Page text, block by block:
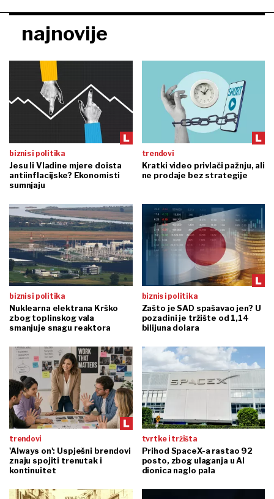
najnovije
biznis i politika
Jesu li Vladine mjere doista
antiinflacijske? Ekonomisti
sumnjaju
trendovi
Kratki video privlači pažnju, ali
ne prodaje bez strategije
biznis i politika
Nuklearna elektrana Krško
zbog toplinskog vala
smanjuje snagu reaktora
biznis i politika
Zašto je SAD spašavao jen? U
pozadini je tržište od 1,14
bilijuna dolara
trendovi
'Always on': Uspješni brendovi
znaju spojiti trenutak i
kontinuitet
tvrtke i tržišta
Prihod SpaceX-a rastao 92
posto, zbog ulaganja u AI
dionica naglo pala